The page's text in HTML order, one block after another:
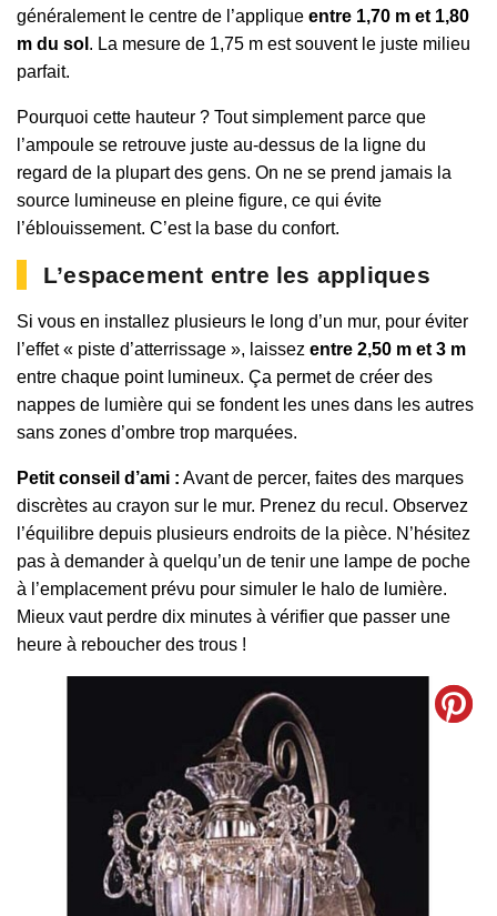
généralement le centre de l’applique entre 1,70 m et 1,80
m du sol . La mesure de 1,75 m est souvent le juste milieu
parfait.
Pourquoi cette hauteur ? Tout simplement parce que
l’ampoule se retrouve juste au-dessus de la ligne du
regard de la plupart des gens. On ne se prend jamais la
source lumineuse en pleine figure, ce qui évite
l’éblouissement. C’est la base du confort.
L’espacement entre les appliques
Si vous en installez plusieurs le long d’un mur, pour éviter
l’effet « piste d’atterrissage », laissez entre 2,50 m et 3 m
entre chaque point lumineux. Ça permet de créer des
nappes de lumière qui se fondent les unes dans les autres
sans zones d’ombre trop marquées.
Petit conseil d’ami : Avant de percer, faites des marques
discrètes au crayon sur le mur. Prenez du recul. Observez
l’équilibre depuis plusieurs endroits de la pièce. N’hésitez
pas à demander à quelqu’un de tenir une lampe de poche
à l’emplacement prévu pour simuler le halo de lumière.
Mieux vaut perdre dix minutes à vérifier que passer une
heure à reboucher des trous !